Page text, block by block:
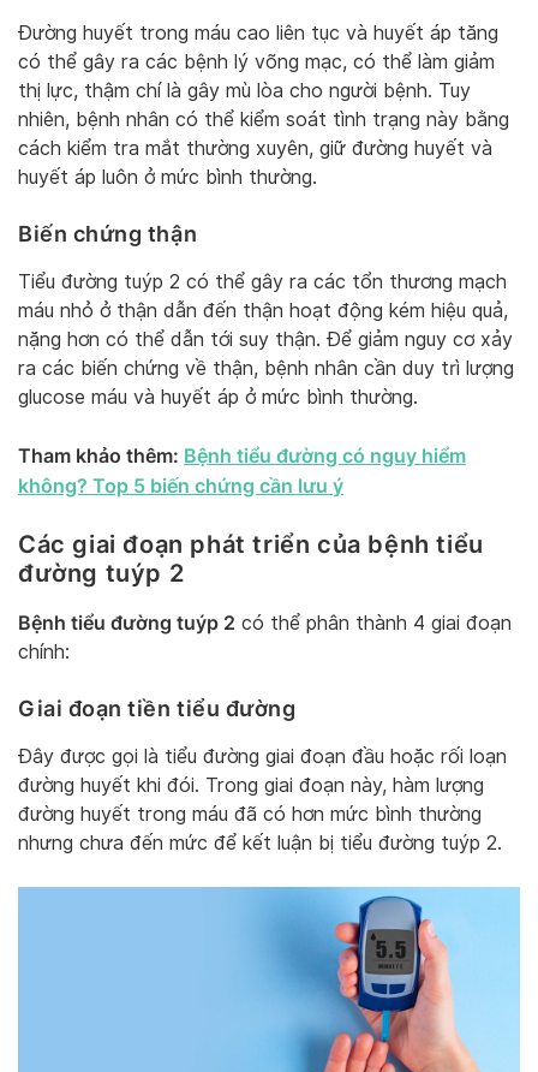
Đường huyết trong máu cao liên tục và huyết áp tăng
có thể gây ra các bệnh lý võng mạc, có thể làm giảm
thị lực, thậm chí là gây mù lòa cho người bệnh. Tuy
nhiên, bệnh nhân có thể kiểm soát tình trạng này bằng
cách kiểm tra mắt thường xuyên, giữ đường huyết và
huyết áp luôn ở mức bình thường.
Biến chứng thận
Tiểu đường tuýp 2 có thể gây ra các tổn thương mạch
máu nhỏ ở thận dẫn đến thận hoạt động kém hiệu quả,
nặng hơn có thể dẫn tới suy thận. Để giảm nguy cơ xảy
ra các biến chứng về thận, bệnh nhân cần duy trì lượng
glucose máu và huyết áp ở mức bình thường.
Tham khảo thêm: Bệnh tiểu đường có nguy hiểm
không? Top 5 biến chứng cần lưu ý
Các giai đoạn phát triển của bệnh tiểu
đường tuýp 2
Bệnh tiểu đường tuýp 2 có thể phân thành 4 giai đoạn
chính:
Giai đoạn tiền tiểu đường
Đây được gọi là tiểu đường giai đoạn đầu hoặc rối loạn
đường huyết khi đói. Trong giai đoạn này, hàm lượng
đường huyết trong máu đã có hơn mức bình thường
nhưng chưa đến mức để kết luận bị tiểu đường tuýp 2.